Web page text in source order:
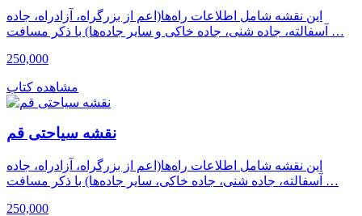
این نقشه شامل اطلاعات راه‌ها(اعم از بزرگراه، آزادراه، جاده
آسفالته، جاده شنی، جاده خاکی و سایر جاده‌ها) با ذکر مسافت …
250,000
مشاهده کتاب
نقشه سیاحتی قم
این نقشه شامل اطلاعات راه‌ها(اعم از بزرگراه، آزادراه، جاده
آسفالته، جاده شنی، جاده خاکی، سایر جاده‌ها) با ذکر مسافت …
250,000